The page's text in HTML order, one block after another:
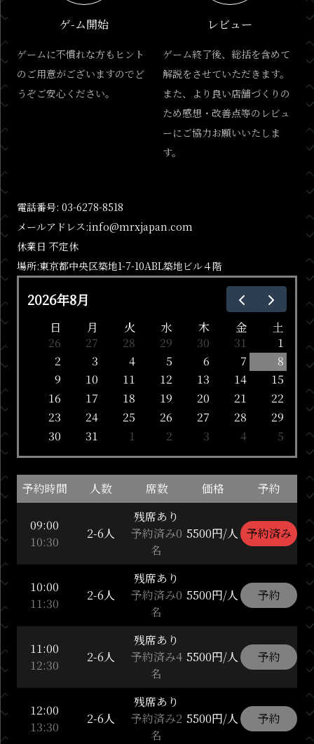
ゲ-ム開始
ゲームに不慣れな方もヒント
のご用意がございますのでど
うぞご安心ください。
レビュー
ゲーム終了後、総括を含めて
解説をさせていただきます。
また、より良い店舗づくりの
ため感想・改善点等のレビュ
ーにご協力お願いいたしま
す。
電話番号: 03-6278-8518
メールアドレス:info@mrxjapan.com
休業日 不定休
場所:東京都中央区築地1-7-10ABL築地ビル４階
2026年8月
日 月 火 水 木 金
土
26
27 28 29 30 31
1
2
3 4 5 6 7
8
9
10 11 12 13 14
15
16
17 18 19 20 21
22
23
24 25 26 27 28
29
30
31 1 2 3 4 5
予約時間 人数 席数 価格 予約
09:00
10:30
2-6人
残席あり
予約済み0
名
5500円/人 予約済み
10:00
11:30
2-6人
残席あり
予約済み0
名
5500円/人 予約
11:00
12:30
2-6人
残席あり
予約済み4
名
5500円/人 予約
12:00
13:30
2-6人
残席あり
予約済み2
名
5500円/人 予約